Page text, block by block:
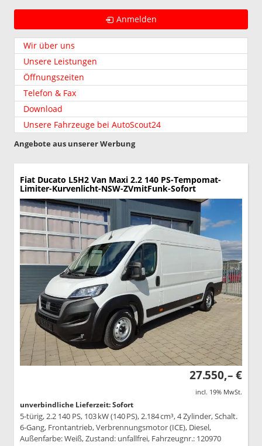
Anmelden
Wir über uns
Unsere Leistungen
Öffnungszeiten
Telefon & Fax
Download
Unsere Fahrzeuge bei AutoScout24
Angebote aus unserer Werbung
Fiat Ducato L5H2 Van Maxi 2.2 140 PS-Tempomat-
Limiter-Kurvenlicht-NSW-ZVmitFunk-Sofort
27.550,– €
incl. 19% MwSt.
unverbindliche Lieferzeit: Sofort
5-türig, 2.2 140 PS, 103 kW (140 PS), 2.184 cm³, 4 Zylinder, Schalt.
6-Gang, Frontantrieb, Verbrennungsmotor (ICE), Diesel,
Außenfarbe: Weiß, Zustand: unfallfrei, Fahrzeugnr.: 120970